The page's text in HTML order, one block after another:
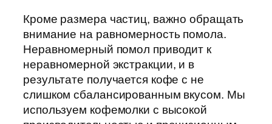
Кроме размера частиц, важно обращать
внимание на равномерность помола.
Неравномерный помол приводит к
неравномерной экстракции, и в
результате получается кофе с не
слишком сбалансированным вкусом. Мы
используем кофемолки с высокой